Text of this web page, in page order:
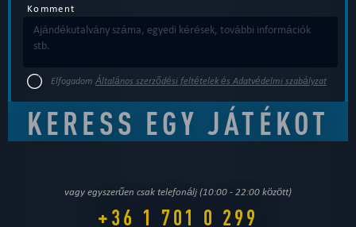
Komment
Elfogadom Általános szerződési feltételek és Adatvédelmi szabályzat
vagy egyszerűen csak telefonálj (10:00 - 22:00 között)
+36 1 701 0 299